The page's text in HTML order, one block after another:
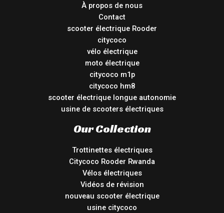
À propos de nous
Contact
scooter électrique Rooder
citycoco
vélo électrique
moto électrique
citycoco m1p
citycoco hm8
scooter électrique longue autonomie
usine de scooters électriques
Our Collection
Trottinettes électriques
Citycoco Rooder Rwanda
Vélos électriques
Vidéos de révision
nouveau scooter électrique
usine citycoco